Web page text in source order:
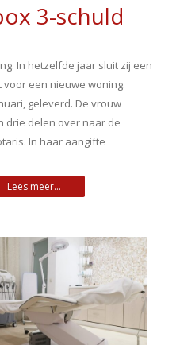
3-schuld
In hetzelfde jaar sluit zij een
een nieuwe woning.
geleverd. De vrouw
drie delen over naar de
In haar aangifte